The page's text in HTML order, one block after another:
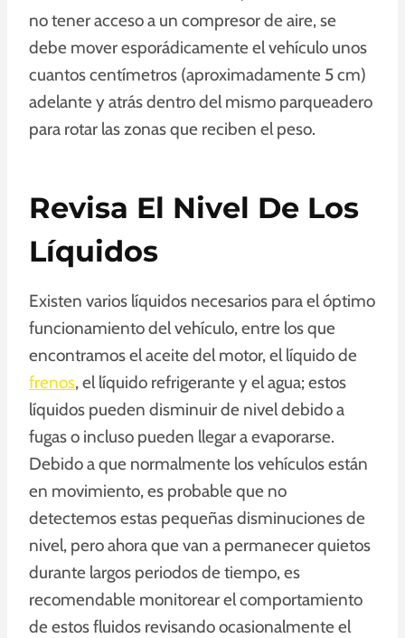
no tener acceso a un compresor de aire, se
debe mover esporádicamente el vehículo unos
cuantos centímetros (aproximadamente 5 cm)
adelante y atrás dentro del mismo parqueadero
para rotar las zonas que reciben el peso.
Revisa El Nivel De Los
Líquidos
Existen varios líquidos necesarios para el óptimo
funcionamiento del vehículo, entre los que
encontramos el aceite del motor, el líquido de
frenos, el líquido refrigerante y el agua; estos
líquidos pueden disminuir de nivel debido a
fugas o incluso pueden llegar a evaporarse.
Debido a que normalmente los vehículos están
en movimiento, es probable que no
detectemos estas pequeñas disminuciones de
nivel, pero ahora que van a permanecer quietos
durante largos periodos de tiempo, es
recomendable monitorear el comportamiento
de estos fluidos revisando ocasionalmente el